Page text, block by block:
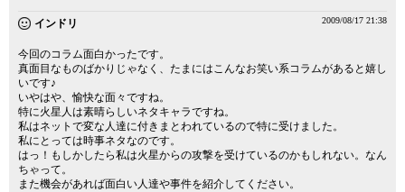
インドリ 2009/08/17 21:38
今回のコラム面白かったです。
真面目なものばかりじゃなく、たまにはこんなお笑い系コラムがあると嬉し
いです♪
いやはや、愉快な面々ですね。
特に火星人は素晴らしいネタキャラですね。
私はネットで変な人達に付きまとわれているので特に受けました。
私にとっては時事ネタなのです。
はっ！もしかしたら私は火星からの攻撃を受けているのかもしれない。なん
ちゃって。
また機会があれば面白い人達や事件を紹介してください。